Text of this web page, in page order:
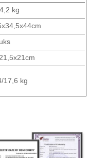
kg
17,6 kg